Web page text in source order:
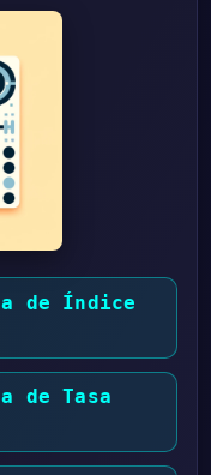
de Índice
de Tasa